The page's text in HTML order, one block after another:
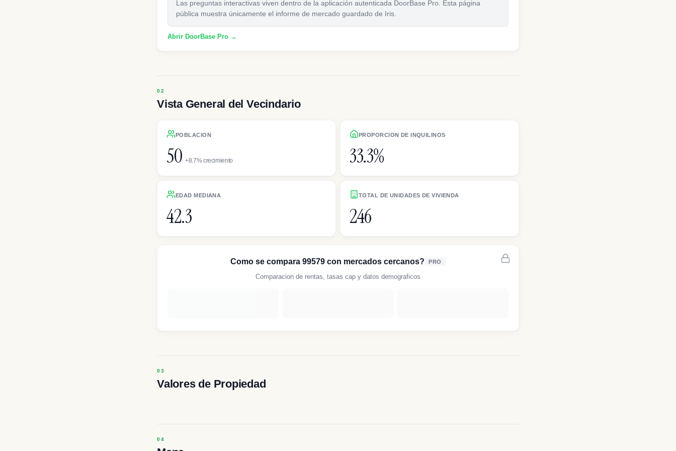
Las preguntas interactivas viven dentro de la aplicación autenticada DoorBase Pro. Esta página
pública muestra únicamente el informe de mercado guardado de Iris.
Abrir DoorBase Pro →
Vista General del Vecindario
POBLACION
50 +8.7% crecimiento
PROPORCION DE INQUILINOS
33.3%
EDAD MEDIANA
42.3
TOTAL DE UNIDADES DE VIVIENDA
246
Como se compara 99579 con mercados cercanos? PRO
Comparacion de rentas, tasas cap y datos demograficos
Valores de Propiedad